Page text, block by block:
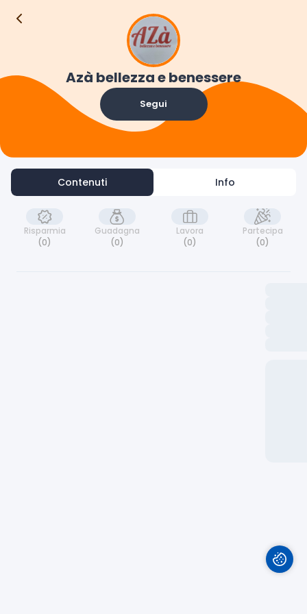
Azà bellezza e benessere
Segui
Contenuti Info
Risparmia
(0)
Guadagna
(0)
Lavora
(0)
Partecipa
(0)